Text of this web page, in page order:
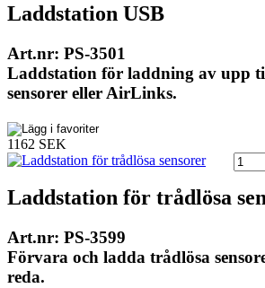
Laddstation USB
Art.nr: PS-3501
Laddstation för laddning av upp
sensorer eller AirLinks.
1162 SEK
Laddstation för trådlösa
Art.nr: PS-3599
Förvara och ladda trådlösa
reda.